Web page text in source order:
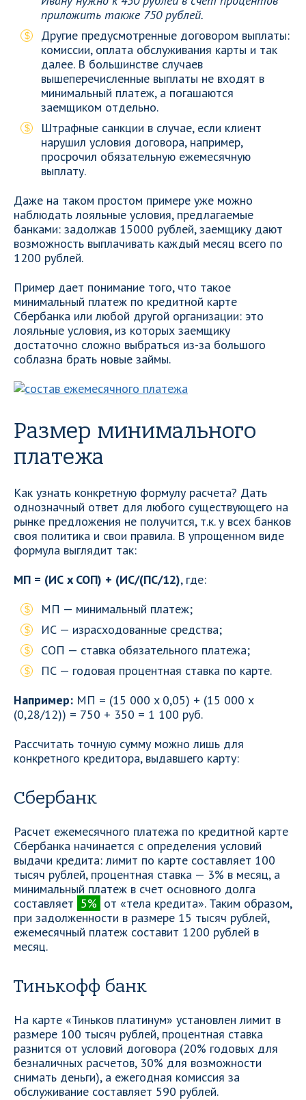
приложить также 750 рублей.
Другие предусмотренные договором выплаты:
комиссии, оплата обслуживания карты и так
далее. В большинстве случаев
вышеперечисленные выплаты не входят в
минимальный платеж, а погашаются
заемщиком отдельно.
Штрафные санкции в случае, если клиент
нарушил условия договора, например,
просрочил обязательную ежемесячную
выплату.
Даже на таком простом примере уже можно
наблюдать лояльные условия, предлагаемые
банками: задолжав 15000 рублей, заемщику дают
возможность выплачивать каждый месяц всего по
1200 рублей.
Пример дает понимание того, что такое
минимальный платеж по кредитной карте
Сбербанка или любой другой организации: это
лояльные условия, из которых заемщику
достаточно сложно выбраться из-за большого
соблазна брать новые займы.
Размер минимального
платежа
Как узнать конкретную формулу расчета? Дать
однозначный ответ для любого существующего на
рынке предложения не получится, т.к. у всех банков
своя политика и свои правила. В упрощенном виде
формула выглядит так:
МП = (ИС x СОП) + (ИС/(ПС/12), где:
МП — минимальный платеж;
ИС — израсходованные средства;
СОП — ставка обязательного платежа;
ПС — годовая процентная ставка по карте.
Например: МП = (15 000 x 0,05) + (15 000 x
(0,28/12)) = 750 + 350 = 1 100 руб.
Рассчитать точную сумму можно лишь для
конкретного кредитора, выдавшего карту:
Сбербанк
Расчет ежемесячного платежа по кредитной карте
Сбербанка начинается с определения условий
выдачи кредита: лимит по карте составляет 100
тысяч рублей, процентная ставка — 3% в месяц, а
минимальный платеж в счет основного долга
составляет 5% от «тела кредита». Таким образом,
при задолженности в размере 15 тысяч рублей,
ежемесячный платеж составит 1200 рублей в
месяц.
Тинькофф банк
На карте «Тиньков платинум» установлен лимит в
размере 100 тысяч рублей, процентная ставка
разнится от условий договора (20% годовых для
безналичных расчетов, 30% для возможности
снимать деньги), а ежегодная комиссия за
обслуживание составляет 590 рублей.